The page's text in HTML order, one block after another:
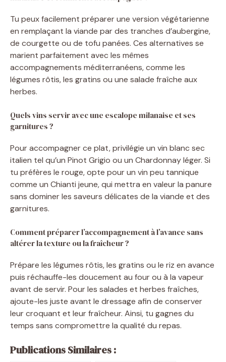
Tu peux facilement préparer une version végétarienne
en remplaçant la viande par des tranches d’aubergine,
de courgette ou de tofu panées. Ces alternatives se
marient parfaitement avec les mêmes
accompagnements méditerranéens, comme les
légumes rôtis, les gratins ou une salade fraîche aux
herbes.
Quels vins servir avec une escalope milanaise et ses
garnitures ?
Pour accompagner ce plat, privilégie un vin blanc sec
italien tel qu’un Pinot Grigio ou un Chardonnay léger. Si
tu préfères le rouge, opte pour un vin peu tannique
comme un Chianti jeune, qui mettra en valeur la panure
sans dominer les saveurs délicates de la viande et des
garnitures.
Comment préparer l’accompagnement à l’avance sans
altérer la texture ou la fraîcheur ?
Prépare les légumes rôtis, les gratins ou le riz en avance
puis réchauffe-les doucement au four ou à la vapeur
avant de servir. Pour les salades et herbes fraîches,
ajoute-les juste avant le dressage afin de conserver
leur croquant et leur fraîcheur. Ainsi, tu gagnes du
temps sans compromettre la qualité du repas.
Publications Similaires :